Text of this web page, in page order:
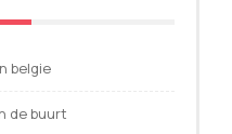
belgie
de buurt